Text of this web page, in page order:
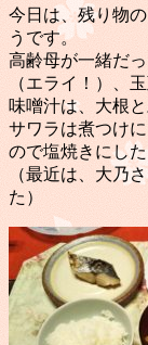
今日は、残り物
うです。
高齢母が一緒だ
（エライ！）、
味噌汁は、大根と
サワラは煮つけ
ので塩焼きにした
（最近は、大乃
た）